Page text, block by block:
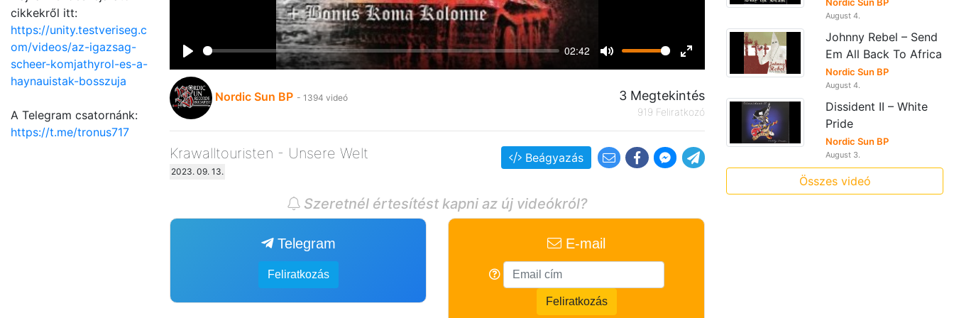
cikkekről itt:
https://unity.testveriseg.c
om/videos/az-igazsag-
scheer-komjathyrol-es-a-
haynauistak-bosszuja
A Telegram csatornánk:
https://t.me/tronus717
Play
02:42
Mute
Enter
fullscreen
Nordic Sun BP - 1394 videó 3 Megtekintés
919 Feliratkozó
Krawalltouristen - Unsere Welt
2023. 09. 13.
Beágyazás
Szeretnél értesítést kapni az új videókról?
Telegram
Feliratkozás
E-mail
Feliratkozás
August 4.
Johnny Rebel – Send
Em All Back To Africa
Nordic Sun BP
August 4.
Dissident II – White
Pride
Nordic Sun BP
August 3.
Összes videó